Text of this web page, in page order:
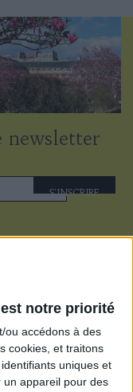
notre priorité
ou accédons à des
cookies, et traitons
uniques et
appareil pour des
newsletter
S'INSCRIRE